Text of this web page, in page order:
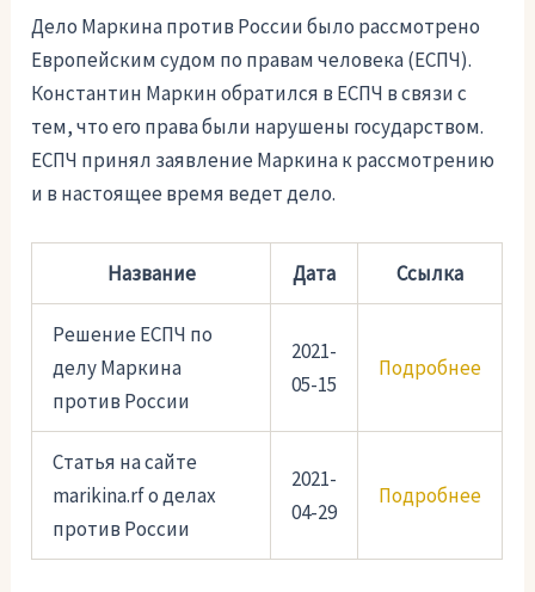
Дело Маркина против России было рассмотрено
Европейским судом по правам человека (ЕСПЧ).
Константин Маркин обратился в ЕСПЧ в связи с
тем, что его права были нарушены государством.
ЕСПЧ принял заявление Маркина к рассмотрению
и в настоящее время ведет дело.
Название Дата Ссылка
Решение ЕСПЧ по
делу Маркина
против России
2021-
05-15
Подробнее
Статья на сайте
marikina.rf о делах
против России
2021-
04-29
Подробнее